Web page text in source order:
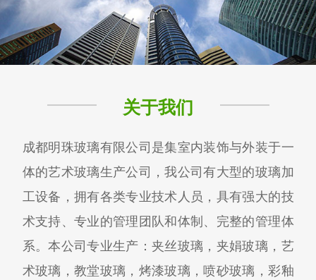
关于我们
成都明珠玻璃有限公司是集室内装饰与外装于一
体的艺术玻璃生产公司，我公司有大型的玻璃加
工设备，拥有各类专业技术人员，具有强大的技
术支持、专业的管理团队和体制、完整的管理体
系。本公司专业生产：夹丝玻璃，夹娟玻璃，艺
术玻璃，教堂玻璃，烤漆玻璃，喷砂玻璃，彩釉